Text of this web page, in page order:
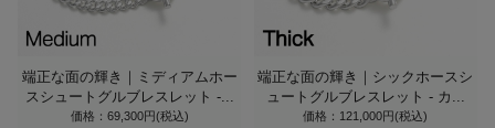
端正な面の輝き｜ミディアムホー
スシュートグルブレスレット -...
価格：69,300円(税込)
端正な面の輝き｜シックホースシ
ュートグルブレスレット - カ...
価格：121,000円(税込)